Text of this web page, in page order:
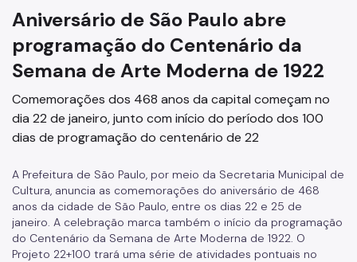
Aniversário de São Paulo abre
programação do Centenário da
Semana de Arte Moderna de 1922
Comemorações dos 468 anos da capital começam no
dia 22 de janeiro, junto com início do período dos 100
dias de programação do centenário de 22
A Prefeitura de São Paulo, por meio da Secretaria Municipal de
Cultura, anuncia as comemorações do aniversário de 468
anos da cidade de São Paulo, entre os dias 22 e 25 de
janeiro. A celebração marca também o início da programação
do Centenário da Semana de Arte Moderna de 1922. O
Projeto 22+100 trará uma série de atividades pontuais no